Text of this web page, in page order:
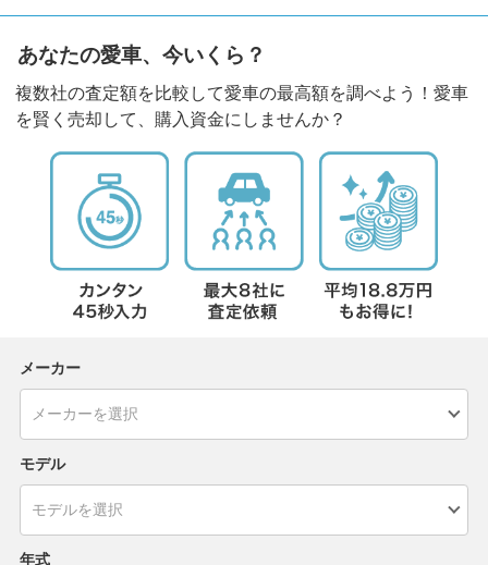
あなたの愛車、今いくら？
複数社の査定額を比較して愛車の最高額を調べよう！愛車
を賢く売却して、購入資金にしませんか？
メーカー
モデル
年式